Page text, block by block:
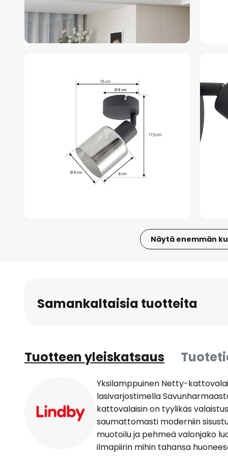
Näytä enemmän
Samankaltaisia tuotteita
Tuotteen yleiskatsaus
Yksilamppuinen Netty-
lasivarjostimella
kattovalaisin on tyylikäs
saumattomasti moderniin
muotoilu ja pehmeä valonjako
ilmapiirin mihin tahansa